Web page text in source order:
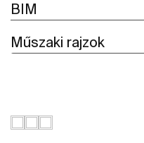
BIM
Műszaki rajzok